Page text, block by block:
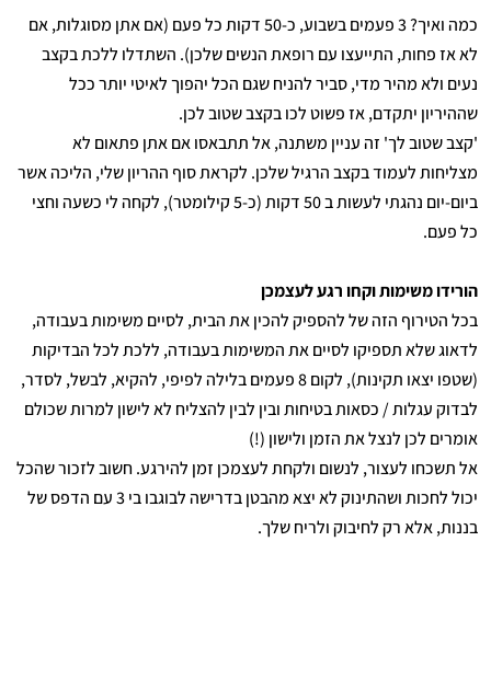
כמה ואיך? 3 פעמים בשבוע, כ-50 דקות כל פעם (אם אתן מסוגלות, אם
לא אז פחות, התייעצו עם רופאת הנשים שלכן). השתדלו ללכת בקצב
נעים ולא מהיר מדי, סביר להניח שגם הכל יהפוך לאיטי יותר ככל
שההיריון יתקדם, אז פשוט לכו בקצב שטוב לכן.
'קצב שטוב לך' זה עניין משתנה, אל תתבאסו אם אתן פתאום לא
מצליחות לעמוד בקצב הרגיל שלכן. לקראת סוף ההריון שלי, הליכה אשר
ביום-יום נהגתי לעשות ב 50 דקות (כ-5 קילומטר), לקחה לי כשעה וחצי
כל פעם.
הורידו משימות וקחו רגע לעצמכן
בכל הטירוף הזה של להספיק להכין את הבית, לסיים משימות בעבודה,
לדאוג שלא תספיקו לסיים את המשימות בעבודה, ללכת לכל הבדיקות
(שטפו יצאו תקינות), לקום 8 פעמים בלילה לפיפי, להקיא, לבשל, לסדר,
לבדוק עגלות / כסאות בטיחות ובין לבין להצליח לא לישון למרות שכולם
אומרים לכן לנצל את הזמן ולישון (!)
אל תשכחו לעצור, לנשום ולקחת לעצמכן זמן להירגע. חשוב לזכור שהכל
יכול לחכות ושהתינוק לא יצא מהבטן בדרישה לבוגבו בי 3 עם הדפס של
בננות, אלא רק לחיבוק ולריח שלך.